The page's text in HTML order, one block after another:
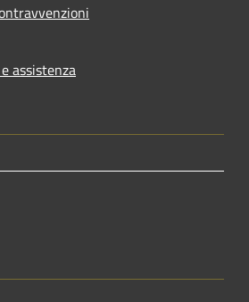
assistenza